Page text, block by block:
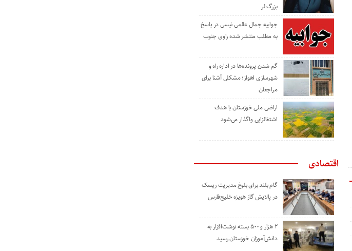
بزرگ لر
جوابیه جمال عالمی نیسی در پاسخ
به مطلب منتشر شده راوی جنوب
گم شدن پرونده‌ها در اداره راه و
شهرسازی اهواز؛ مشکلی آشنا برای
مراجعان
اراضی ملی خوزستان با هدف
اشتغالزایی واگذار می‌شود
اقتصادی
گام بلند برای بلوغ مدیریت ریسک
در پالایش گاز هویزه خلیج‌فارس
۲ هزار و ۵۰۰ بسته نوشت‌افزار به
دانش‌آموزان خوزستان رسید